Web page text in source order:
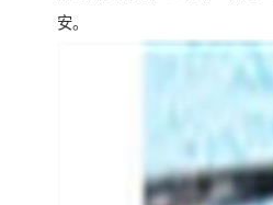
安。